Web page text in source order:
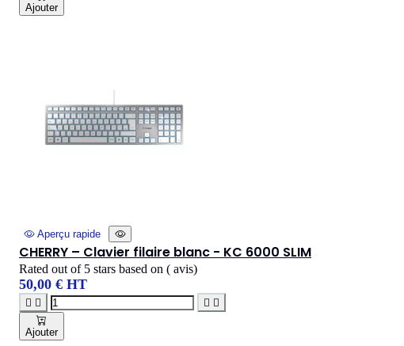
Ajouter
Aperçu rapide
CHERRY – Clavier filaire blanc - KC 6000 SLIM
Rated out of 5 stars based on ( avis)
50,00 € HT
   
Ajouter